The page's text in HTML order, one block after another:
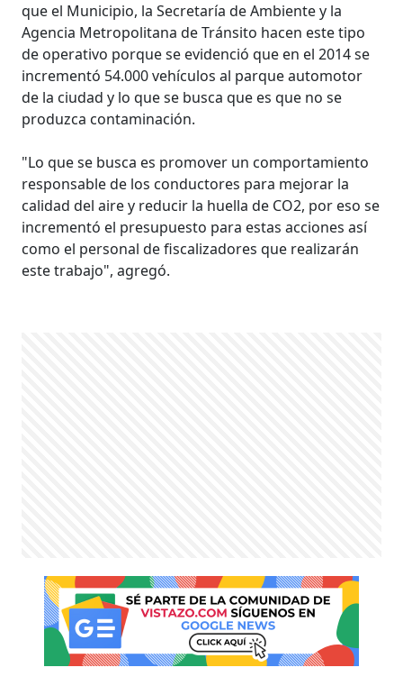
que el Municipio, la Secretaría de Ambiente y la
Agencia Metropolitana de Tránsito hacen este tipo
de operativo porque se evidenció que en el 2014 se
incrementó 54.000 vehículos al parque automotor
de la ciudad y lo que se busca que es que no se
produzca contaminación.
"Lo que se busca es promover un comportamiento
responsable de los conductores para mejorar la
calidad del aire y reducir la huella de CO2, por eso se
incrementó el presupuesto para estas acciones así
como el personal de fiscalizadores que realizarán
este trabajo", agregó.